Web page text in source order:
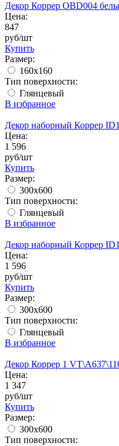
Декор Коррер OBD004
Цена:
847
руб/шт
Купить
Размер:
160х160
Тип поверхности:
Глянцевый
В избранное
Декор наборный Коррер
Цена:
1 596
руб/шт
Купить
Размер:
300x600
Тип поверхности:
Глянцевый
В избранное
Декор наборный Коррер
Цена:
1 596
руб/шт
Купить
Размер:
300x600
Тип поверхности:
Глянцевый
В избранное
Декор Коррер 1
Цена:
1 347
руб/шт
Купить
Размер:
300x600
Тип поверхности: